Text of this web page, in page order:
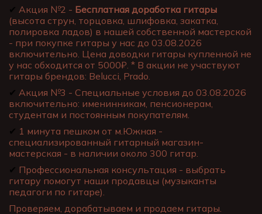
✔ Акция №2 - Бесплатная доработка гитары
(высота струн, торцовка, шлифовка, закатка,
полировка ладов) в нашей собственной мастерской
- при покупке гитары у нас до 03.08.2026
включительно. Цена доводки гитары купленной не
у нас обходится от 5000₽. * В акции не участвуют
гитары брендов: Belucci, Prado.
✔ Акция №3 - Специальные условия до 03.08.2026
включительно: именинникам, пенсионерам,
студентам и постоянным покупателям.
✔ 1 минута пешком от м.Южная -
специализированный гитарный магазин-
мастерская - в наличии около 300 гитар.
✔ Профессиональная консультация - выбрать
гитару помогут наши продавцы (музыканты
педагоги по гитаре).
Проверяем, дорабатываем и продаем гитары.